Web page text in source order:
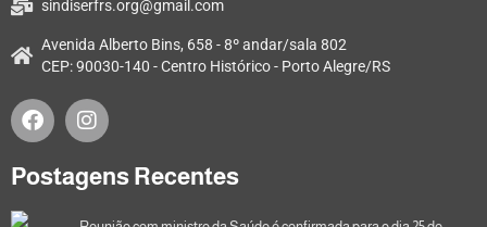
sindiserfrs.org@gmail.com
Avenida Alberto Bins, 658 - 8º andar/sala 802
CEP: 90030-140 - Centro Histórico - Porto Alegre/RS
Postagens Recentes